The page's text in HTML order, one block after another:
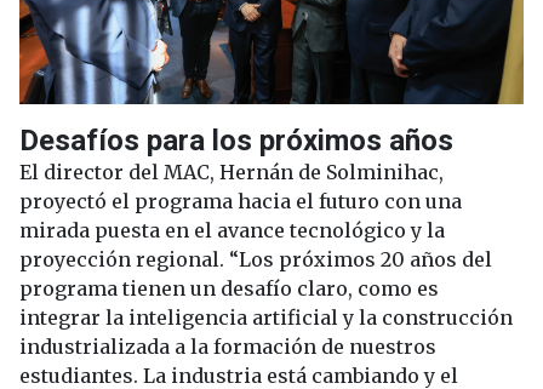
Desafíos para los próximos años
El director del MAC, Hernán de Solminihac,
proyectó el programa hacia el futuro con una
mirada puesta en el avance tecnológico y la
proyección regional. “Los próximos 20 años del
programa tienen un desafío claro, como es
integrar la inteligencia artificial y la construcción
industrializada a la formación de nuestros
estudiantes. La industria está cambiando y el